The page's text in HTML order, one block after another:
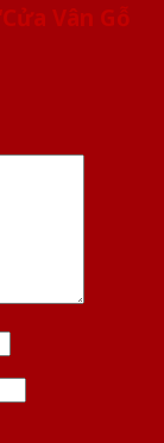
Vân Gỗ